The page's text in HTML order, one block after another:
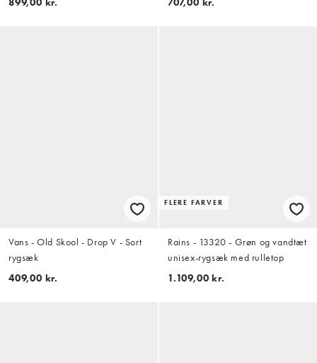
Vans - Old Skool - Drop V - Sort
rygsæk
409,00 kr.
FLERE FARVER
Rains - 13320 - Grøn og vandtæt
unisex-rygsæk med rulletop
1.109,00 kr.